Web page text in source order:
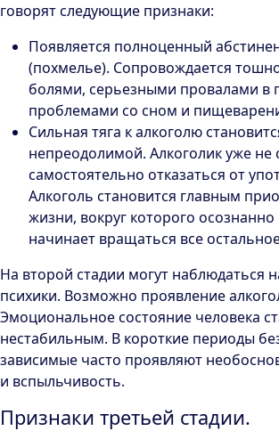
говорят следующие признаки:
Появляется полноценный
(похмелье). Сопровождается
болями, серьезными провалами в
проблемами со сном и
Сильная тяга к алкоголю
непреодолимой. Алкоголик уже не
самостоятельно отказаться от
Алкоголь становится главным
жизни, вокруг которого осознанно
начинает вращаться все
На второй стадии могут наблюдаться
психики. Возможно проявление
Эмоциональное состояние человека
нестабильным. В короткие периоды
зависимые часто проявляют
и вспыльчивость.
Признаки третьей стадии.